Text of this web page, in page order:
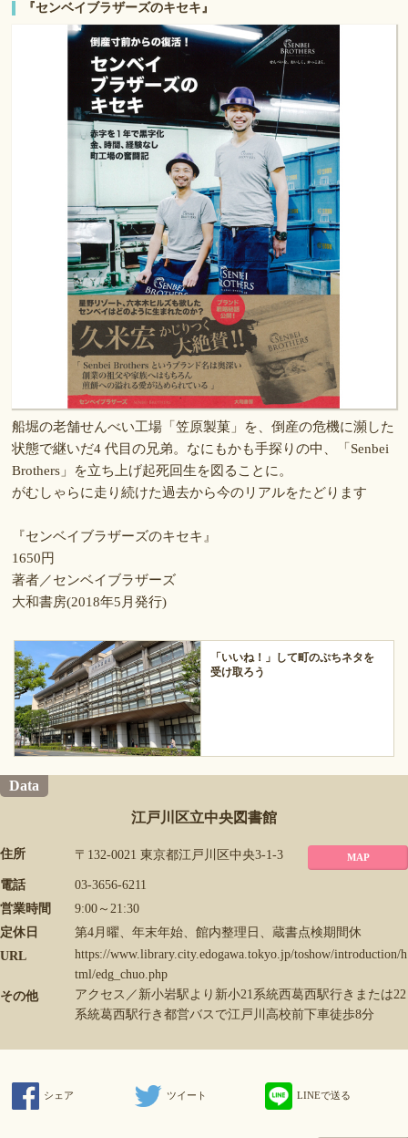
『センベイブラザーズのキセキ』
船堀の老舗せんべい工場「笠原製菓」を、倒産の危機に瀕した
状態で継いだ4 代目の兄弟。なにもかも手探りの中、「Senbei
Brothers」を立ち上げ起死回生を図ることに。
がむしゃらに走り続けた過去から今のリアルをたどります
『センベイブラザーズのキセキ』
1650円
著者／センベイブラザーズ
大和書房(2018年5月発行)
「いいね！」して町のぷちネタを
受け取ろう
Data
江戸川区立中央図書館
住所 〒132-0021 東京都江戸川区中央3-1-3 MAP
電話
03-3656-6211
営業時間
9:00～21:30
定休日
第4月曜、年末年始、館内整理日、蔵書点検期間休
URL
https://www.library.city.edogawa.tokyo.jp/toshow/introduction/h
tml/edg_chuo.php
その他
アクセス／新小岩駅より新小21系統西葛西駅行きまたは22
系統葛西駅行き都営バスで江戸川高校前下車徒歩8分
シェア ツイート LINEで送る